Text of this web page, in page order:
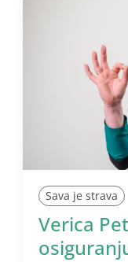
Sava je strava
Verica